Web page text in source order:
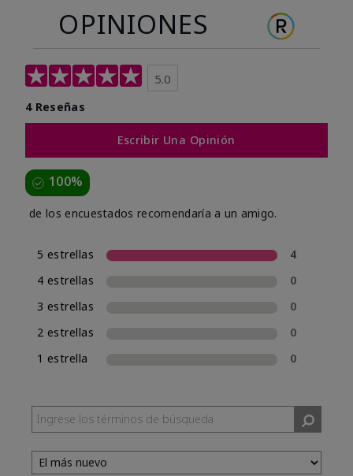
OPINIONES
5.0
4 Reseñas
Escribir Una Opinión
100%
de los encuestados recomendaría a un amigo.
5 estrellas
4
4 estrellas
0
3 estrellas
0
2 estrellas
0
1 estrella
0